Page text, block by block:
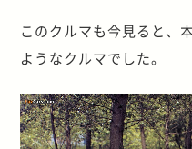
このクルマも今見ると、
ようなクルマでした。